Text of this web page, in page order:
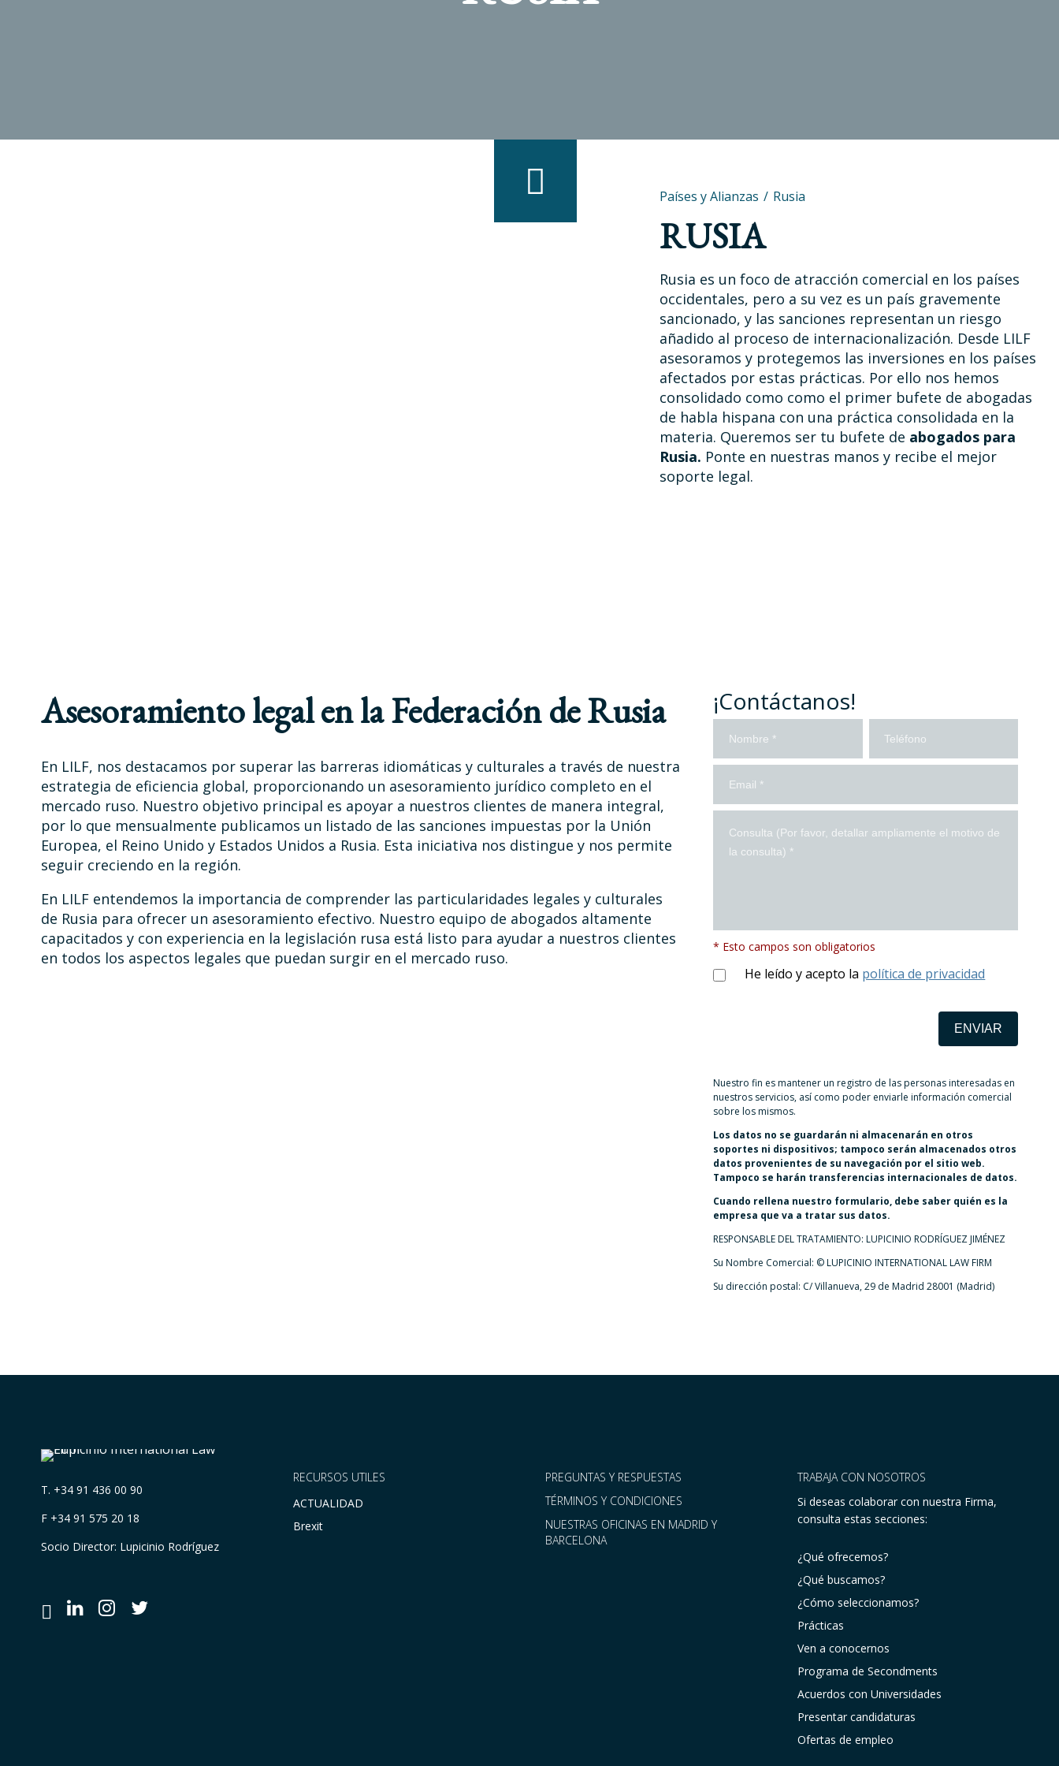
Países y Alianzas Rusia
RUSIA
Rusia es un foco de atracción comercial en los países
occidentales, pero a su vez es un país gravemente
sancionado, y las sanciones representan un riesgo
añadido al proceso de internacionalización. Desde LILF
asesoramos y protegemos las inversiones en los países
afectados por estas prácticas. Por ello nos hemos
consolidado como como el primer bufete de abogadas
de habla hispana con una práctica consolidada en la
materia. Queremos ser tu bufete de abogados para
Rusia. Ponte en nuestras manos y recibe el mejor
soporte legal.
Asesoramiento legal en la Federación de Rusia
En LILF, nos destacamos por superar las barreras idiomáticas y culturales a través de nuestra
estrategia de eficiencia global, proporcionando un asesoramiento jurídico completo en el
mercado ruso. Nuestro objetivo principal es apoyar a nuestros clientes de manera integral,
por lo que mensualmente publicamos un listado de las sanciones impuestas por la Unión
Europea, el Reino Unido y Estados Unidos a Rusia. Esta iniciativa nos distingue y nos permite
seguir creciendo en la región.
En LILF entendemos la importancia de comprender las particularidades legales y culturales
de Rusia para ofrecer un asesoramiento efectivo. Nuestro equipo de abogados altamente
capacitados y con experiencia en la legislación rusa está listo para ayudar a nuestros clientes
en todos los aspectos legales que puedan surgir en el mercado ruso.
¡Contáctanos!
en
español
* Esto campos son obligatorios
He leído y acepto la política de privacidad
Nuestro fin es mantener un registro de las personas interesadas en
nuestros servicios, así como poder enviarle información comercial
sobre los mismos.
Los datos no se guardarán ni almacenarán en otros
soportes ni dispositivos; tampoco serán almacenados otros
datos provenientes de su navegación por el sitio web.
Tampoco se harán transferencias internacionales de datos.
Cuando rellena nuestro formulario, debe saber quién es la
empresa que va a tratar sus datos.
RESPONSABLE DEL TRATAMIENTO: LUPICINIO RODRÍGUEZ JIMÉNEZ
Su Nombre Comercial: © LUPICINIO INTERNATIONAL LAW FIRM
Su dirección postal: C/ Villanueva, 29 de Madrid 28001 (Madrid)
ENVIAR
T. +34 91 436 00 90
F +34 91 575 20 18
Socio Director: Lupicinio Rodríguez
RECURSOS UTILES
ACTUALIDAD
Brexit
PREGUNTAS Y RESPUESTAS
TÉRMINOS Y CONDICIONES
NUESTRAS OFICINAS EN MADRID Y
BARCELONA
TRABAJA CON NOSOTROS
Si deseas colaborar con nuestra Firma,
consulta estas secciones:
¿Qué ofrecemos?
¿Qué buscamos?
¿Cómo seleccionamos?
Prácticas
Ven a conocernos
Programa de Secondments
Acuerdos con Universidades
Presentar candidaturas
Ofertas de empleo